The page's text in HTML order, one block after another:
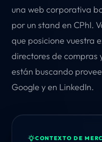
una web corporativa
por un stand en CPhI.
que posicione vuestra
directores de compras
están buscando
Google y en LinkedIn.
CONTEXTO DE